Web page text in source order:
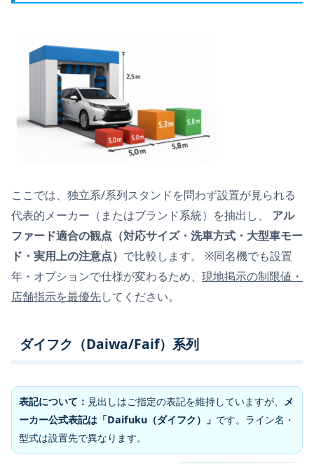
ここでは、独立系/系列スタンドを問わず設置が見られる
代表的メーカー（またはブランド系統）を抽出し、 アル
ファード適合の観点（対応サイズ・洗車方式・大型車モー
ド・実用上の注意点） で比較します。 ※同名機でも設置
年・オプションで仕様が変わるため、 現地掲示の制限値・
店舗指示を最優先してください。
ダイフク（Daiwa/Faif）系列
表記について： 見出しはご指定の表記を維持していますが、 メ
ーカー公式表記は「Daifuku（ダイフク）」 です。ライン名・
型式は設置先で異なります。